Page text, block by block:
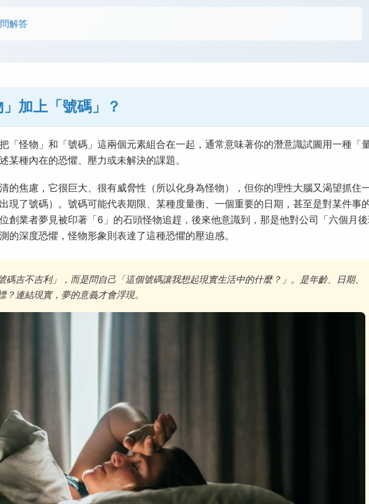
解答
加上「號碼」？
「怪物」和「號碼」這兩個元素組合在一起，通常意味著你的潛意識試圖用一種「
某種內在的恐懼、壓力或未解決的課題。
的焦慮，它很巨大、很有威脅性（所以化身為怪物），但你的理性大腦又渴望抓住
現了號碼）。號碼可能代表期限、某種度量衡、一個重要的日期，甚至是對某件事
創業者夢見被印著「6」的石頭怪物追趕，後來他意識到，那是他對公司「六個月
的深度恐懼，怪物形象則表達了這種恐懼的壓迫感。
吉不吉利」，而是問自己「這個號碼讓我想起現實生活中的什麼？」。是年齡、日期、
連結現實，夢的意義才會浮現。